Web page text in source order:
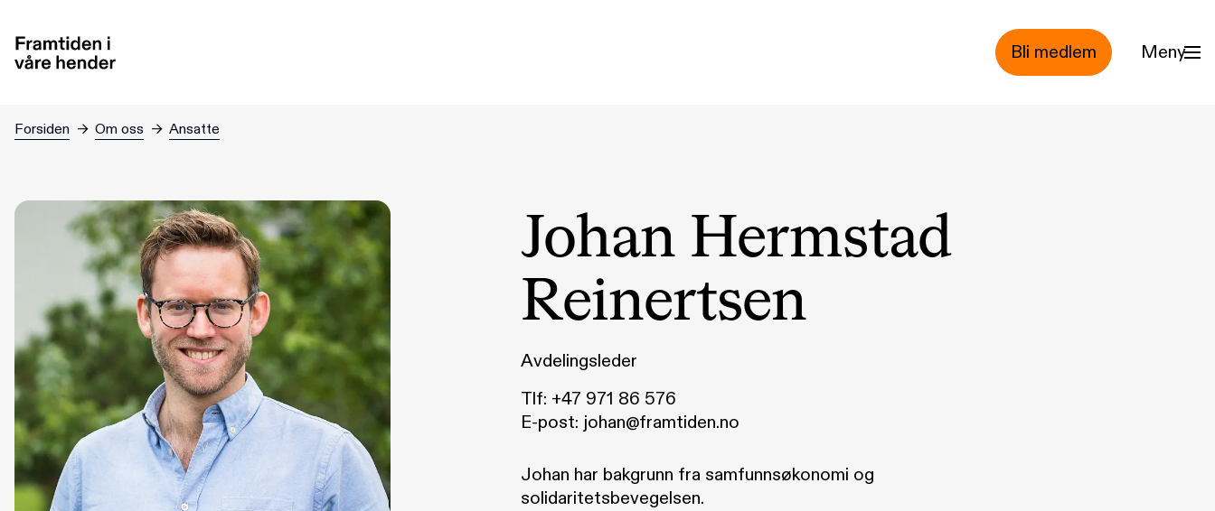
Bli medlem Meny
Forsiden → Om oss → Ansatte
Johan Hermstad
Reinertsen
Avdelingsleder
Tlf: +47 971 86 576
E-post: johan@framtiden.no
Johan har bakgrunn fra samfunnsøkonomi og
solidaritetsbevegelsen.